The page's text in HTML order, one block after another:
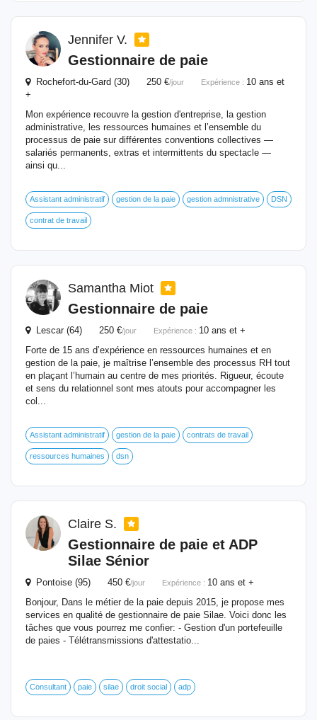
Jennifer V.
Gestionnaire de paie
Rochefort-du-Gard (30) 250 €/jour Expérience : 10 ans et
+
Mon expérience recouvre la gestion d'entreprise, la gestion
administrative, les ressources humaines et l’ensemble du
processus de paie sur différentes conventions collectives —
salariés permanents, extras et intermittents du spectacle —
ainsi qu...
Assistant administratif gestion de la paie gestion admnistrative DSN
contrat de travail
Samantha Miot
Gestionnaire de paie
Lescar (64) 250 €/jour Expérience : 10 ans et +
Forte de 15 ans d’expérience en ressources humaines et en
gestion de la paie, je maîtrise l’ensemble des processus RH tout
en plaçant l’humain au centre de mes priorités. Rigueur, écoute
et sens du relationnel sont mes atouts pour accompagner les
col...
Assistant administratif gestion de la paie contrats de travail
ressources humaines dsn
Claire S.
Gestionnaire de paie et ADP
Silae Sénior
Pontoise (95) 450 €/jour Expérience : 10 ans et +
Bonjour, Dans le métier de la paie depuis 2015, je propose mes
services en qualité de gestionnaire de paie Silae. Voici donc les
tâches que vous pourrez me confier: - Gestion d'un portefeuille
de paies - Télétransmissions d'attestatio...
Consultant paie silae droit social adp